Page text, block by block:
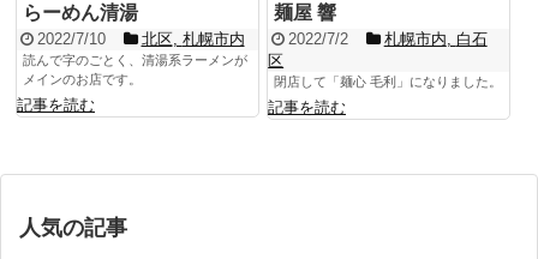
らーめん清湯
2022/7/10 北区, 札幌市内
読んで字のごとく、清湯系ラーメンが
メインのお店です。
記事を読む
麺屋 響
2022/7/2 札幌市内
白石
区
閉店して「麺心 毛利」になりました。
記事を読む
人気の記事